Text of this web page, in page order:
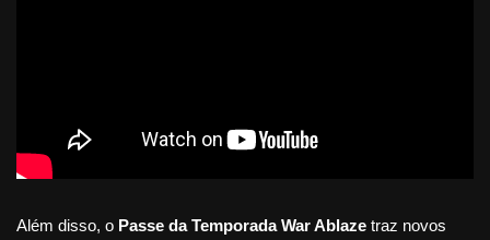
Além disso, o Passe da Temporada War Ablaze traz novos